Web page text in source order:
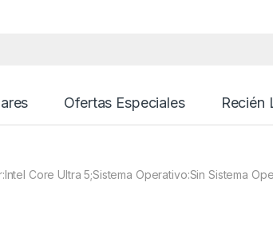
Ofertas Especiales Recién
Core Ultra 5;Sistema Operativo:Sin Sistema